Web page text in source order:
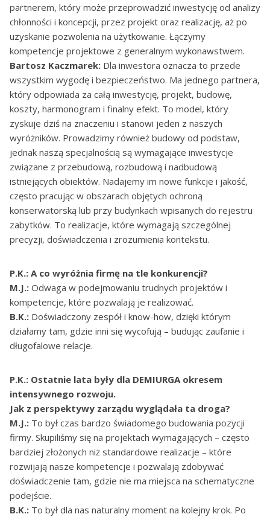
partnerem, który może przeprowadzić inwestycję od analizy
chłonności i koncepcji, przez projekt oraz realizację, aż po
uzyskanie pozwolenia na użytkowanie. Łączymy
kompetencje projektowe z generalnym wykonawstwem.
Bartosz Kaczmarek: Dla inwestora oznacza to przede
wszystkim wygodę i bezpieczeństwo. Ma jednego partnera,
który odpowiada za całą inwestycję, projekt, budowę,
koszty, harmonogram i finalny efekt. To model, który
zyskuje dziś na znaczeniu i stanowi jeden z naszych
wyróżników. Prowadzimy również budowy od podstaw,
jednak naszą specjalnością są wymagające inwestycje
związane z przebudową, rozbudową i nadbudową
istniejących obiektów. Nadajemy im nowe funkcje i jakość,
często pracując w obszarach objętych ochroną
konserwatorską lub przy budynkach wpisanych do rejestru
zabytków. To realizacje, które wymagają szczególnej
precyzji, doświadczenia i zrozumienia kontekstu.
P.K.: A co wyróżnia firmę na tle konkurencji?
M.J.: Odwaga w podejmowaniu trudnych projektów i
kompetencje, które pozwalają je realizować.
B.K.: Doświadczony zespół i know-how, dzięki którym
działamy tam, gdzie inni się wycofują – budując zaufanie i
długofalowe relacje.
P.K.: Ostatnie lata były dla DEMIURGA okresem
intensywnego rozwoju.
Jak z perspektywy zarządu wyglądała ta droga?
M.J.: To był czas bardzo świadomego budowania pozycji
firmy. Skupiliśmy się na projektach wymagających – często
bardziej złożonych niż standardowe realizacje – które
rozwijają nasze kompetencje i pozwalają zdobywać
doświadczenie tam, gdzie nie ma miejsca na schematyczne
podejście.
B.K.: To był dla nas naturalny moment na kolejny krok. Po